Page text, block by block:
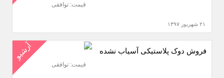
۲۱ شهریور ۱۳۹۷
قیمت: توافقی
آرشیو فروش دوک پلاستیکی آسیاب نشده
قیمت: توافقی